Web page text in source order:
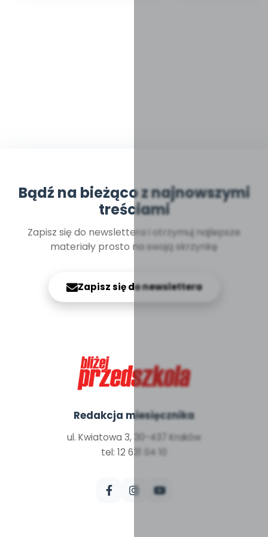
Bądź na bieżąco z najnowszymi
treściami
Zapisz się do newslettera i otrzymuj najlepsze
materiały prosto na swoją skrzynkę
Zapisz się do newslettera
Redakcja miesięcznika
ul. Kwiatowa 3, 30-437 Kraków
tel: 12 631 04 10